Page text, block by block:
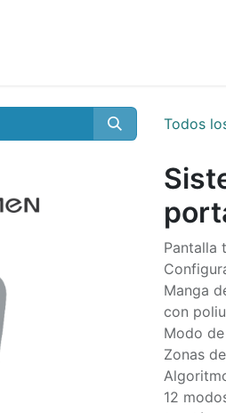
Todos
Pantalla
Manga
con
Modo
Zonas
12